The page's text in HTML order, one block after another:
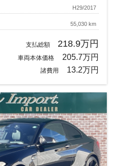
H29/2017
55,030 km
支払総額 218.9万円
車両本体価格 205.7万円
諸費用 13.2万円